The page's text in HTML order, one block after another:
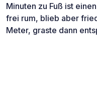
Minuten zu Fuß ist
frei rum, blieb aber
Meter, graste dann